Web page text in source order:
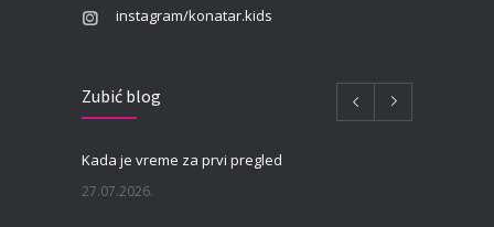
instagram/konatar.kids
Zubić blog
Kada je vreme za prvi pregled
27.07.2026.